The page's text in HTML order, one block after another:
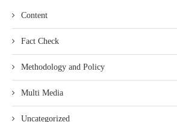
Content
Fact Check
Methodology and Policy
Multi Media
Uncategorized